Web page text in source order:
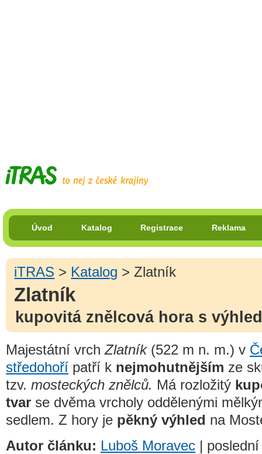
Úvod Katalog Registrace Reklama
iTRAS > Katalog > Zlatník
Zlatník
kupovitá znělcová hora s
Majestátní vrchZlatník(522 m n. m.) v
středohoří patří k nejmohutnějším ze
tzv. mosteckých znělců. Má rozložitý
tvar se dvěma vrcholy oddělenými
sedlem. Z hory je pěkný výhled na
Autor článku: Luboš Moravec |